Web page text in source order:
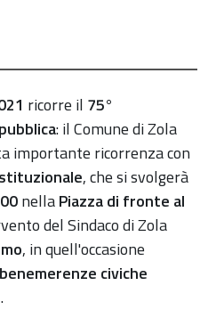
ricorre il 75°
: il Comune di Zola
importante ricorrenza con
, che si svolgerà
nellaPiazza di fronte al
del Sindaco di Zola
, in quell'occasione
benemerenze civiche
.